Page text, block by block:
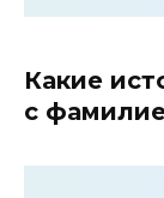
Какие
с